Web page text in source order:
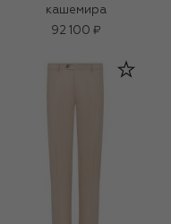
кашемира
92 100 ₽